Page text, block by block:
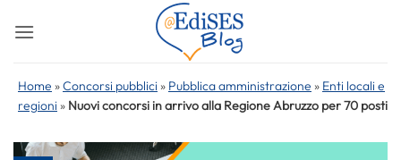
Home »Concorsi pubblici » Pubblica amministrazione » Enti locali e
regioni » Nuovi concorsi in arrivo alla Regione Abruzzo per 70 posti